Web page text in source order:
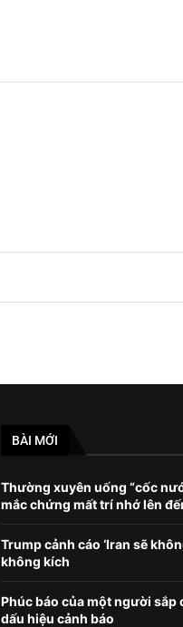
BÀI MỚI
Thường xuyên uống “cốc
mắc chứng mất trí nhớ lên
Trump cảnh cáo ‘Iran sẽ
không kích
Phúc báo của một người sắp
dấu hiệu cảnh báo